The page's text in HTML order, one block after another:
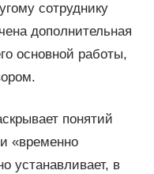
сотруднику
дополнительная
основной работы,
понятий
«временно
устанавливает, в